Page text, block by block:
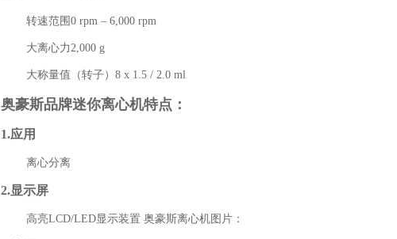
转速范围0 rpm – 6,000 rpm
大离心力2,000 g
大称量值（转子）8 x 1.5 / 2.0 ml
奥豪斯品牌迷你离心机特点：
1.应用
离心分离
2.显示屏
高亮LCD/LED显示装置 奥豪斯离心机图片：